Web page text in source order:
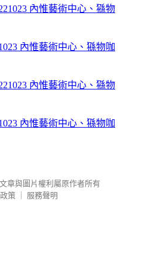
內惟藝術中心、猻物咖
內惟藝術中心、猻物咖
文章與圖片權利屬原作者所有
策
服務聲明